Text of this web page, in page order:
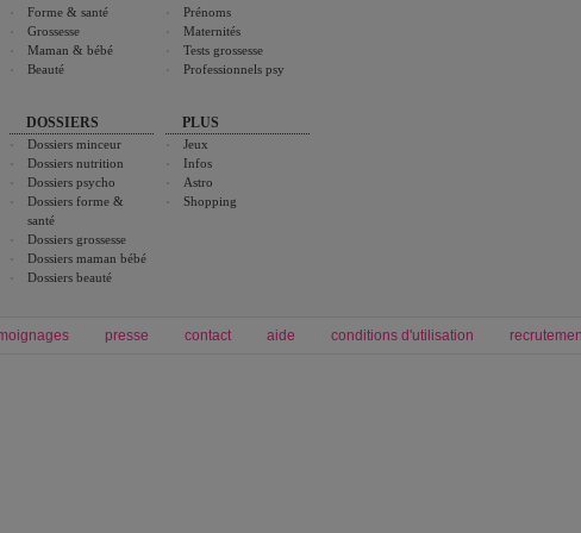
Forme & santé
Grossesse
Maman & bébé
Beauté
DOSSIERS
Dossiers minceur
Dossiers nutrition
Dossiers psycho
Dossiers forme &
santé
Dossiers grossesse
Dossiers maman bébé
Dossiers beauté
Prénoms
Maternités
Tests grossesse
Professionnels psy
PLUS
Jeux
Infos
Astro
Shopping
presse contact aide conditions d'utilisation